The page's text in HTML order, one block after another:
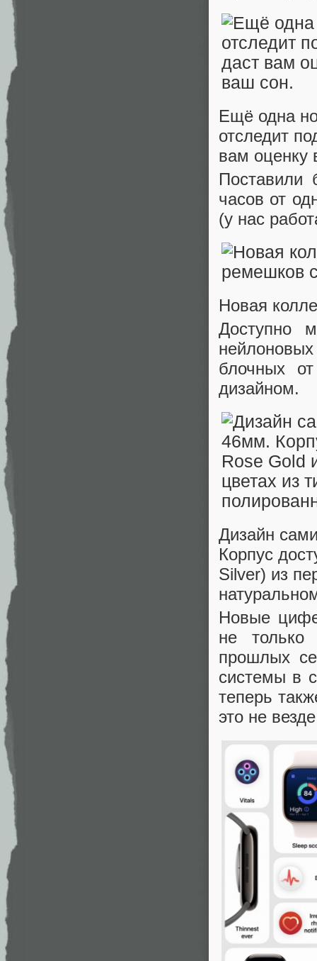
Ещё одна
отследит
вам оценку
Поставили
часов от
(у нас
Новая
Доступно
блочных
дизайном.
Дизайн
Корпус
Silver) из
Новые
не только
прошлых
системы в
теперь
это не